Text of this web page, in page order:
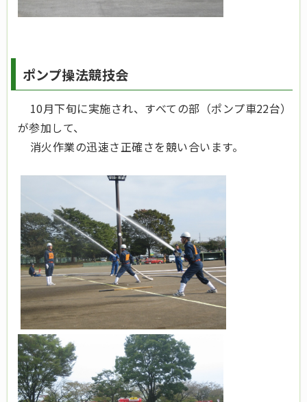
ポンプ操法競技会
10月下旬に実施され、すべての部（ポンプ車22台）
が参加して、
消火作業の迅速さ正確さを競い合います。